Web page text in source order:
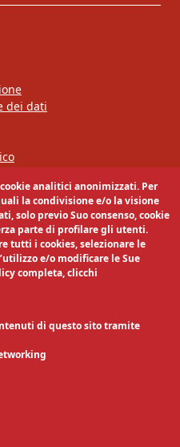
dei dati
analitici anonimizzati. Per
la condivisione e/o la visione
solo previo Suo consenso, cookie
parte di profilare gli utenti.
tutti i cookies, selezionare le
e/o modificare le Sue
completa, clicchi
di questo sito tramite